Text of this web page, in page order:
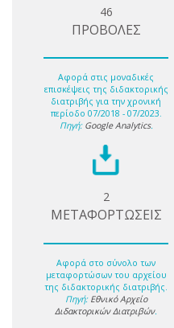
46
ΠΡΟΒΟΛΕΣ
Αφορά στις μοναδικές
επισκέψεις της διδακτορικής
διατριβής για την χρονική
περίοδο 07/2018 - 07/2023.
Πηγή: Google Analytics.
2
ΜΕΤΑΦΟΡΤΩΣΕΙΣ
Αφορά στο σύνολο των
μεταφορτώσων του αρχείου
της διδακτορικής διατριβής.
Πηγή: Εθνικό Αρχείο
Διδακτορικών Διατριβών.